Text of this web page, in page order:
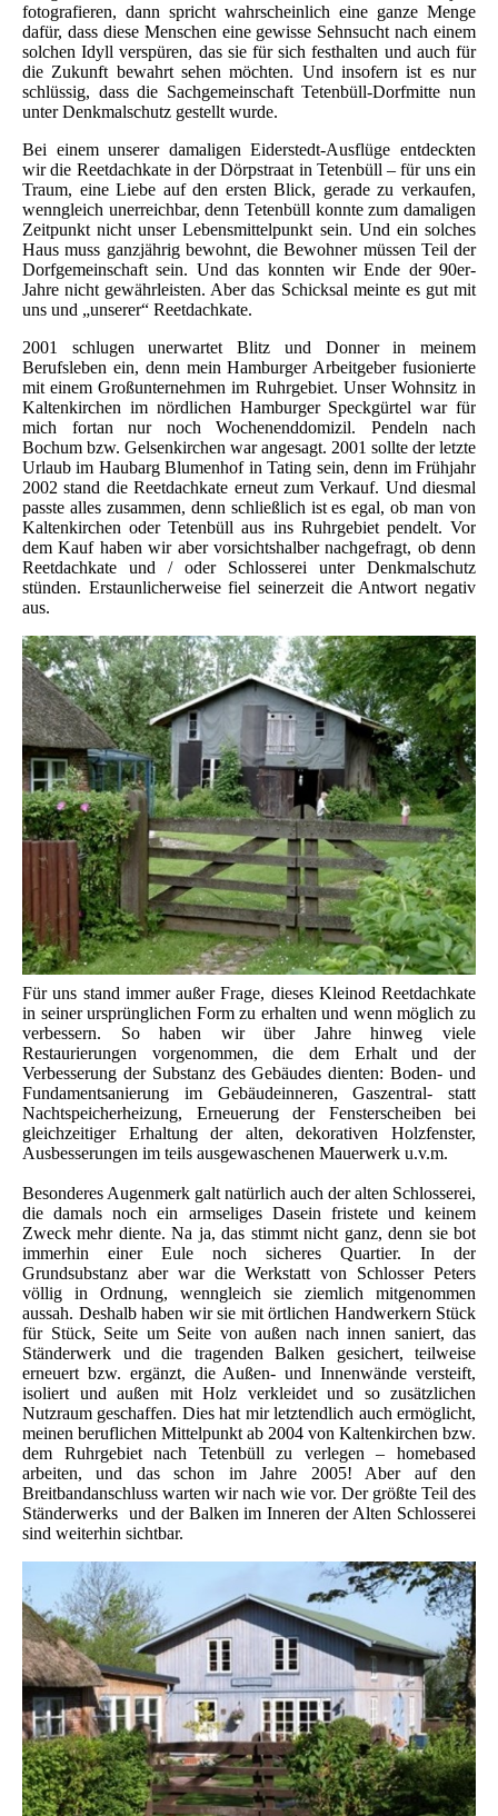
fotografieren, dann spricht wahrscheinlich eine ganze Menge
dafür, dass diese Menschen eine gewisse Sehnsucht nach einem
solchen Idyll verspüren, das sie für sich festhalten und auch für
die Zukunft bewahrt sehen möchten. Und insofern ist es nur
schlüssig, dass die Sachgemeinschaft Tetenbüll-Dorfmitte nun
unter Denkmalschutz gestellt wurde.
Bei einem unserer damaligen Eiderstedt-Ausflüge entdeckten
wir die Reetdachkate in der Dörpstraat in Tetenbüll – für uns ein
Traum, eine Liebe auf den ersten Blick, gerade zu verkaufen,
wenngleich unerreichbar, denn Tetenbüll konnte zum damaligen
Zeitpunkt nicht unser Lebensmittelpunkt sein. Und ein solches
Haus muss ganzjährig bewohnt, die Bewohner müssen Teil der
Dorfgemeinschaft sein. Und das konnten wir Ende der 90er-
Jahre nicht gewährleisten. Aber das Schicksal meinte es gut mit
uns und „unserer“ Reetdachkate.
2001 schlugen unerwartet Blitz und Donner in meinem
Berufsleben ein, denn mein Hamburger Arbeitgeber fusionierte
mit einem Großunternehmen im Ruhrgebiet. Unser Wohnsitz in
Kaltenkirchen im nördlichen Hamburger Speckgürtel war für
mich fortan nur noch Wochenenddomizil. Pendeln nach
Bochum bzw. Gelsenkirchen war angesagt. 2001 sollte der letzte
Urlaub im Haubarg Blumenhof in Tating sein, denn im Frühjahr
2002 stand die Reetdachkate erneut zum Verkauf. Und diesmal
passte alles zusammen, denn schließlich ist es egal, ob man von
Kaltenkirchen oder Tetenbüll aus ins Ruhrgebiet pendelt. Vor
dem Kauf haben wir aber vorsichtshalber nachgefragt, ob denn
Reetdachkate und / oder Schlosserei unter Denkmalschutz
stünden. Erstaunlicherweise fiel seinerzeit die Antwort negativ
aus.
Für uns stand immer außer Frage, dieses Kleinod Reetdachkate
in seiner ursprünglichen Form zu erhalten und wenn möglich zu
verbessern. So haben wir über Jahre hinweg viele
Restaurierungen vorgenommen, die dem Erhalt und der
Verbesserung der Substanz des Gebäudes dienten: Boden- und
Fundamentsanierung im Gebäudeinneren, Gaszentral- statt
Nachtspeicherheizung, Erneuerung der Fensterscheiben bei
gleichzeitiger Erhaltung der alten, dekorativen Holzfenster,
Ausbesserungen im teils ausgewaschenen Mauerwerk u.v.m.
Besonderes Augenmerk galt natürlich auch der alten Schlosserei,
die damals noch ein armseliges Dasein fristete und keinem
Zweck mehr diente. Na ja, das stimmt nicht ganz, denn sie bot
immerhin einer Eule noch sicheres Quartier. In der
Grundsubstanz aber war die Werkstatt von Schlosser Peters
völlig in Ordnung, wenngleich sie ziemlich mitgenommen
aussah. Deshalb haben wir sie mit örtlichen Handwerkern Stück
für Stück, Seite um Seite von außen nach innen saniert, das
Ständerwerk und die tragenden Balken gesichert, teilweise
erneuert bzw. ergänzt, die Außen- und Innenwände versteift,
isoliert und außen mit Holz verkleidet und so zusätzlichen
Nutzraum geschaffen. Dies hat mir letztendlich auch ermöglicht,
meinen beruflichen Mittelpunkt ab 2004 von Kaltenkirchen bzw.
dem Ruhrgebiet nach Tetenbüll zu verlegen – homebased
arbeiten, und das schon im Jahre 2005! Aber auf den
Breitbandanschluss warten wir nach wie vor. Der größte Teil des
Ständerwerks und der Balken im Inneren der Alten Schlosserei
sind weiterhin sichtbar.